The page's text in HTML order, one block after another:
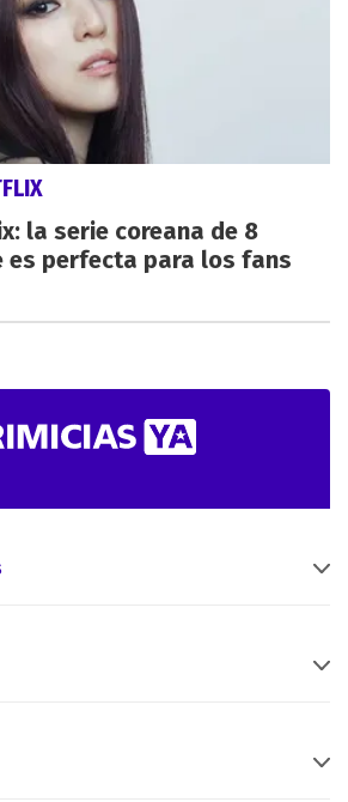
la serie coreana de 8
es perfecta para los fans